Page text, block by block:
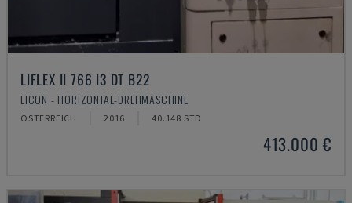
LIFLEX II 766 I3 DT B22
LICON - HORIZONTAL-DREHMASCHINE
ÖSTERREICH 2016 40.148 STD
413.000 €